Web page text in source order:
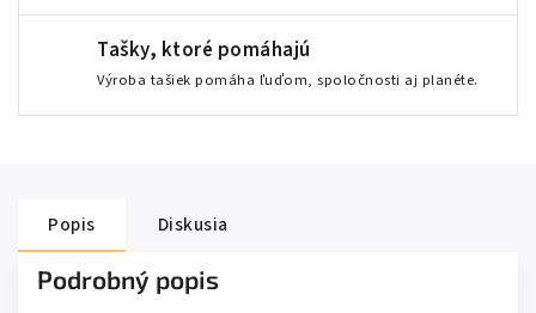
Tašky, ktoré pomáhajú
Výroba tašiek pomáha ľuďom, spoločnosti aj planéte.
Popis Diskusia
Podrobný popis